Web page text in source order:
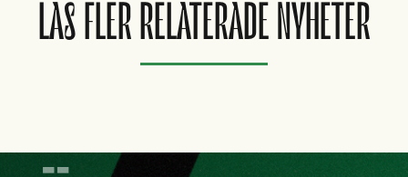
LÄS FLER RELATERADE NYHETER